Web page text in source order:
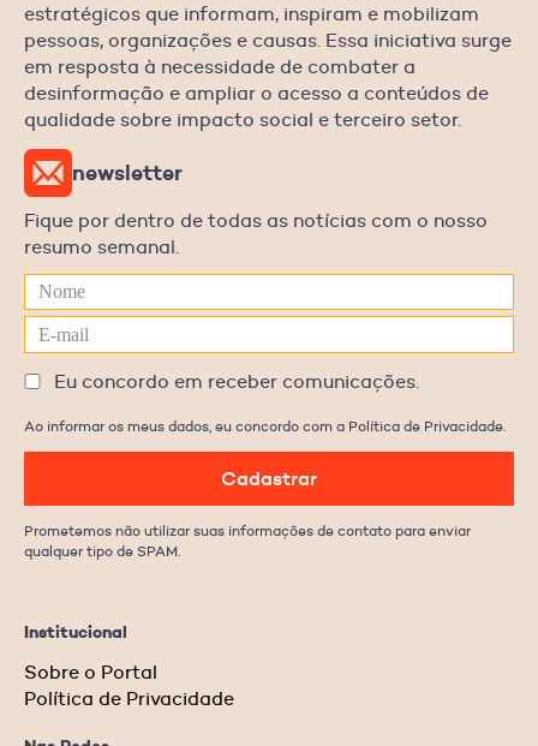
estratégicos que informam, inspiram e mobilizam
pessoas, organizações e causas. Essa iniciativa surge
em resposta à necessidade de combater a
desinformação e ampliar o acesso a conteúdos de
qualidade sobre impacto social e terceiro setor.
Institucional
Sobre o Portal
Política de Privacidade
newsletter
Fique por dentro de todas as notícias com o nosso
resumo semanal.
Eu concordo em receber comunicações.
Ao informar os meus dados, eu concordo com a Política de Privacidade.
Cadastrar
Prometemos não utilizar suas informações de contato para enviar
qualquer tipo de SPAM.